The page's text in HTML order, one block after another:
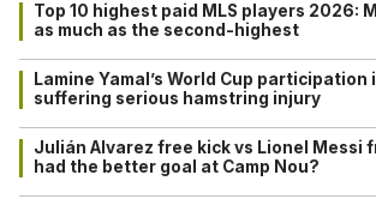
Top 10 highest paid MLS players 2026:
as much as the second-highest
Lamine Yamal’s World Cup
suffering serious hamstring injury
Julián Alvarez free kick vs Lionel Messi
had the better goal at Camp Nou?